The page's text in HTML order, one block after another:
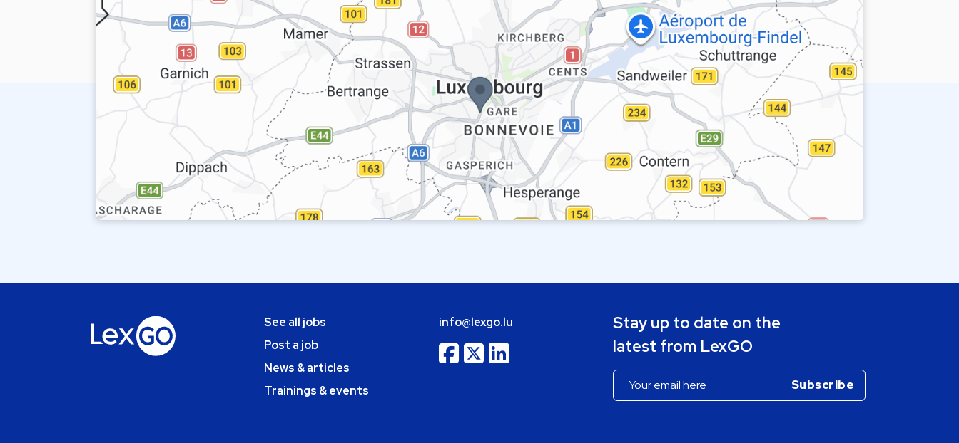
See all jobs
Post a job
News & articles
Trainings & events
info@lexgo.lu
Stay up to date on the
latest from LexGO